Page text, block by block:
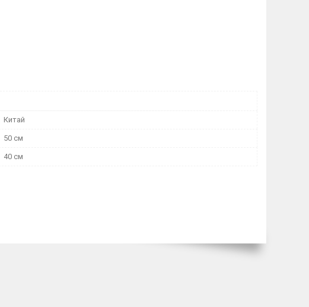
Китай
50 см
40 см